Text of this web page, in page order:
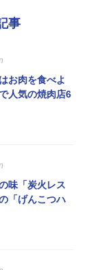
事
お肉を食べよ
人気の焼肉店6
味「炭火レス
「げんこつハ